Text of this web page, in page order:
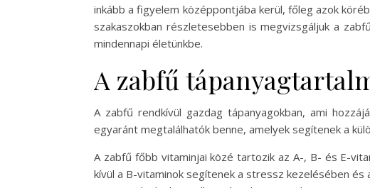
inkább a figyelem középpontjába kerül, főleg azok
szakaszokban részletesebben is megvizsgáljuk a
mindennapi életünkbe.
A zabfű
A zabfű rendkívül gazdag tápanyagokban, ami
egyaránt megtalálhatók benne, amelyek segítenek a
A zabfű főbb vitaminjai közé tartozik az A-, B- és E-
kívül a B-vitaminok segítenek a stressz kezelésében és